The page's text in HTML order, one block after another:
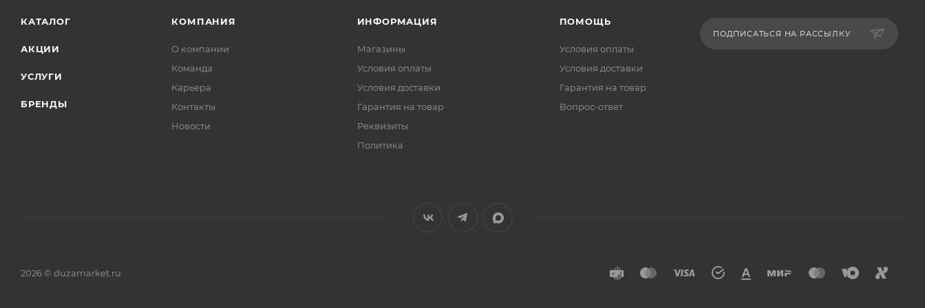
КАТАЛОГ
АКЦИИ
УСЛУГИ
БРЕНДЫ
КОМПАНИЯ
О компании
Команда
Карьера
Контакты
Новости
ИНФОРМАЦИЯ
Магазины
Условия оплаты
Условия доставки
Гарантия на товар
Реквизиты
Политика
ПОМОЩЬ
Условия оплаты
Условия доставки
Гарантия на товар
Вопрос-ответ
ПОДПИСАТЬСЯ НА РАССЫЛКУ
2026 © duzamarket.ru